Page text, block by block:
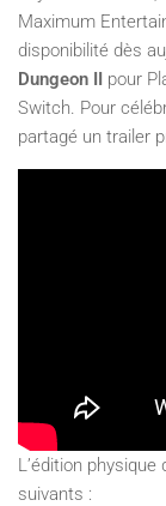
Maximum
disponibilité dès
Dungeon II pour
Switch. Pour
partagé un trailer
L’édition physique
suivants :